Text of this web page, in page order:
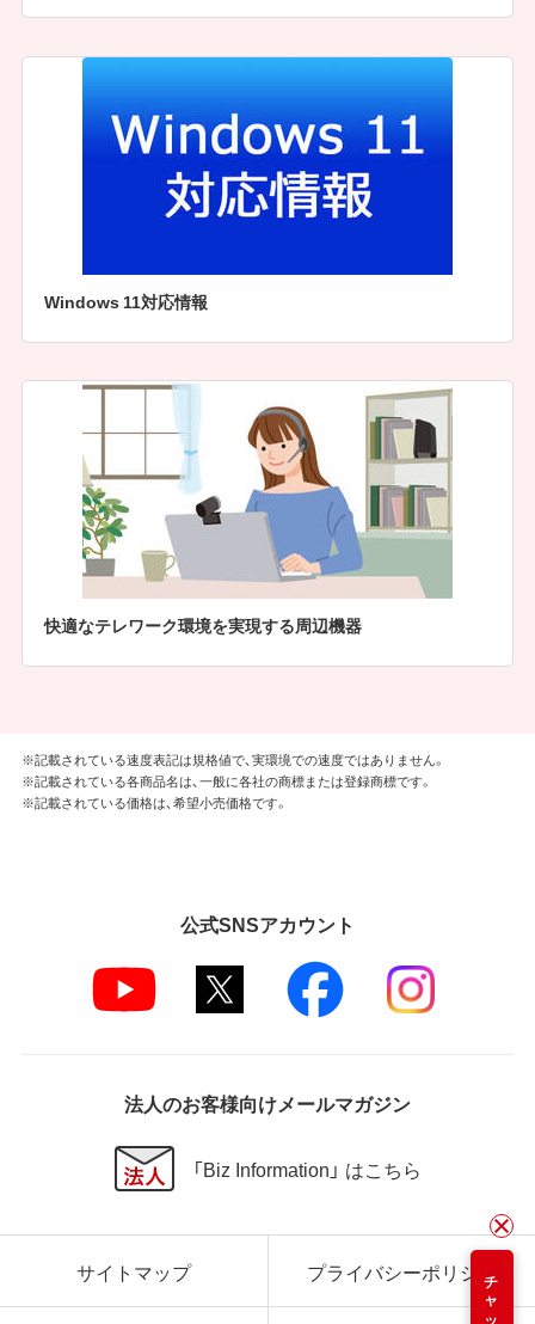
Windows 11対応情報
快適なテレワーク環境を実現する周辺機器
※記載されている速度表記は規格値で、実環境での速度ではありません。
※記載されている各商品名は、一般に各社の商標または登録商標です。
※記載されている価格は、希望小売価格です。
公式SNSアカウント
法人のお客様向けメールマガジン
「Biz Information」 はこちら
サイトマップ プライバシーポリシー